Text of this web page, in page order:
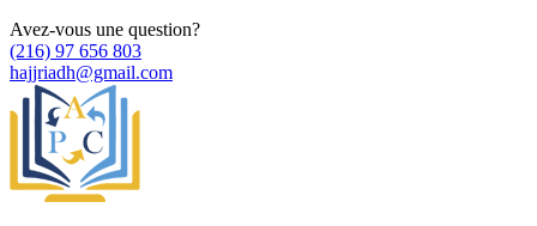
Avez-vous une question?
(216) 97 656 803
hajjriadh@gmail.com